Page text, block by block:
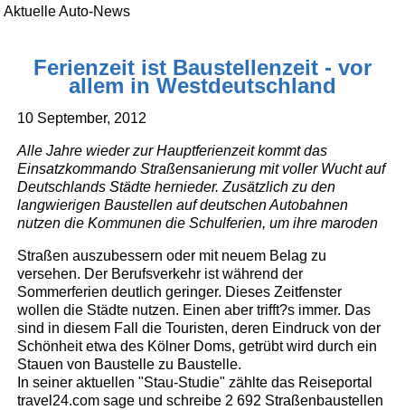
Aktuelle Auto-News
Ferienzeit ist Baustellenzeit - vor
allem in Westdeutschland
10 September, 2012
Alle Jahre wieder zur Hauptferienzeit kommt das
Einsatzkommando Straßensanierung mit voller Wucht auf
Deutschlands Städte hernieder. Zusätzlich zu den
langwierigen Baustellen auf deutschen Autobahnen
nutzen die Kommunen die Schulferien, um ihre maroden
Straßen auszubessern oder mit neuem Belag zu
versehen. Der Berufsverkehr ist während der
Sommerferien deutlich geringer. Dieses Zeitfenster
wollen die Städte nutzen. Einen aber trifft?s immer. Das
sind in diesem Fall die Touristen, deren Eindruck von der
Schönheit etwa des Kölner Doms, getrübt wird durch ein
Stauen von Baustelle zu Baustelle.
In seiner aktuellen "Stau-Studie" zählte das Reiseportal
travel24.com sage und schreibe 2 692 Straßenbaustellen